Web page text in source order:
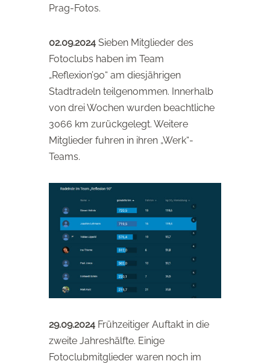
Prag-Fotos.
02.09.2024 Sieben Mitglieder des
Fotoclubs haben im Team
„Reflexion’90“ am diesjährigen
Stadtradeln teilgenommen. Innerhalb
von drei Wochen wurden beachtliche
3066 km zurückgelegt. Weitere
Mitglieder fuhren in ihren „Werk“-
Teams.
29.09.2024 Frühzeitiger Auftakt in die
zweite Jahreshälfte. Einige
Fotoclubmitglieder waren noch im